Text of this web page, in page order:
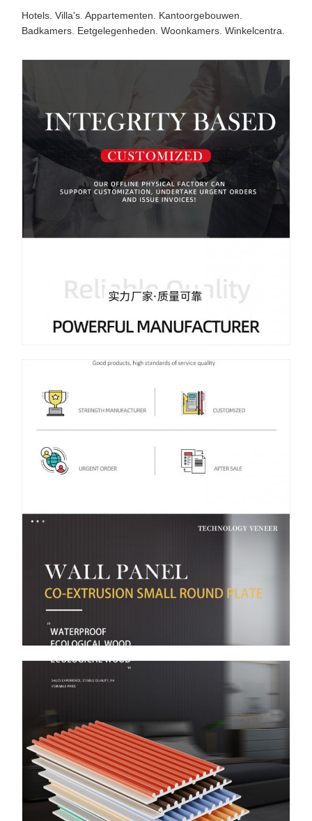
Hotels. Villa's. Appartementen. Kantoorgebouwen.
Badkamers. Eetgelegenheden. Woonkamers. Winkelcentra.